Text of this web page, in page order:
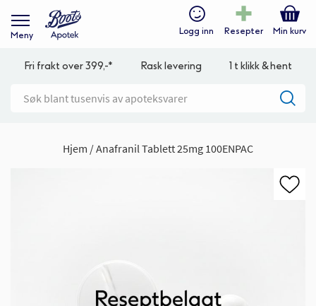
Meny Logg inn Resepter Min kurv
Fri frakt over 399,-* Rask levering 1 t klikk & hent
Hjem Anafranil Tablett 25mg 100ENPAC